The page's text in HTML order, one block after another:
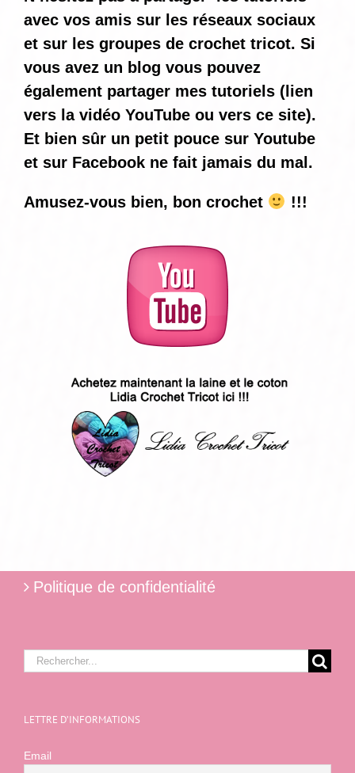
avec vos amis sur les réseaux sociaux
et sur les groupes de crochet tricot. Si
vous avez un blog vous pouvez
également partager mes tutoriels (lien
vers la vidéo YouTube ou vers ce site).
Et bien sûr un petit pouce sur Youtube
et sur Facebook ne fait jamais du mal.
Amusez-vous bien, bon crochet !!!
Politique de confidentialité
Rechercher:
LETTRE D’INFORMATIONS
Email